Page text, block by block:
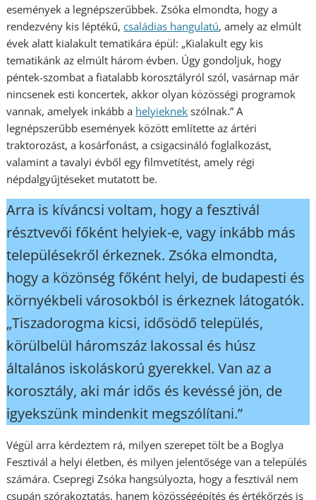
események a legnépszerűbbek. Zsóka elmondta, hogy a
rendezvény kis léptékű,családias hangulatú, amely az elmúlt
évek alatt kialakult tematikára épül: „Kialakult egy kis
tematikánk az elmúlt három évben. Úgy gondoljuk, hogy
péntek-szombat a fiatalabb korosztályról szól, vasárnap már
nincsenek esti koncertek, akkor olyan közösségi programok
vannak, amelyek inkább a helyieknek szólnak.” A
legnépszerűbb események között említette az ártéri
traktorozást, a kosárfonást, a csigacsináló foglalkozást,
valamint a tavalyi évből egy filmvetítést, amely régi
népdalgyűjtéseket mutatott be.
Arra is kíváncsi voltam, hogy a fesztivál
résztvevői főként helyiek-e, vagy inkább más
településekről érkeznek. Zsóka elmondta,
hogy a közönség főként helyi, de budapesti és
környékbeli városokból is érkeznek látogatók.
„Tiszadorogma kicsi, idősödő település,
körülbelül háromszáz lakossal és húsz
általános iskoláskorú gyerekkel. Van az a
korosztály, aki már idős és kevéssé jön, de
igyekszünk mindenkit megszólítani.”
Végül arra kérdeztem rá, milyen szerepet tölt be a Boglya
Fesztivál a helyi életben, és milyen jelentősége van a település
számára. Csepregi Zsóka hangsúlyozta, hogy a fesztivál nem
csupán szórakoztatás, hanem közösségépítés és értékőrzés is